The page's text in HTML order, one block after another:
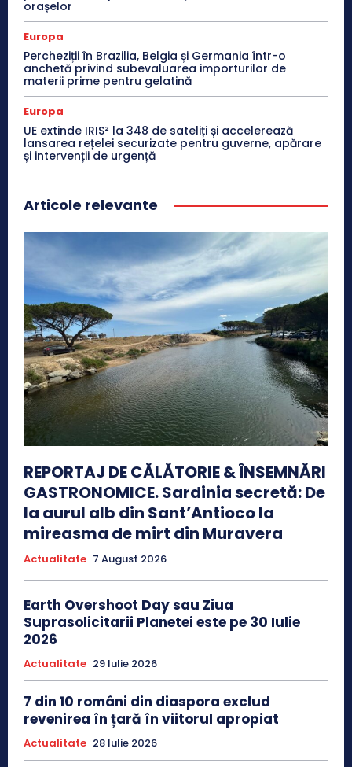
orașelor
Europa
Percheziții în Brazilia, Belgia și Germania într-o
anchetă privind subevaluarea importurilor de
materii prime pentru gelatină
Europa
UE extinde IRIS² la 348 de sateliți și accelerează
lansarea rețelei securizate pentru guverne, apărare
și intervenții de urgență
Articole relevante
REPORTAJ DE CĂLĂTORIE & ÎNSEMNĂRI
GASTRONOMICE. Sardinia secretă: De
la aurul alb din Sant’Antioco la
mireasma de mirt din Muravera
Actualitate 7 August 2026
Earth Overshoot Day sau Ziua
Suprasolicitarii Planetei este pe 30 Iulie
2026
Actualitate 29 Iulie 2026
7 din 10 români din diaspora exclud
revenirea în țară în viitorul apropiat
Actualitate 28 Iulie 2026